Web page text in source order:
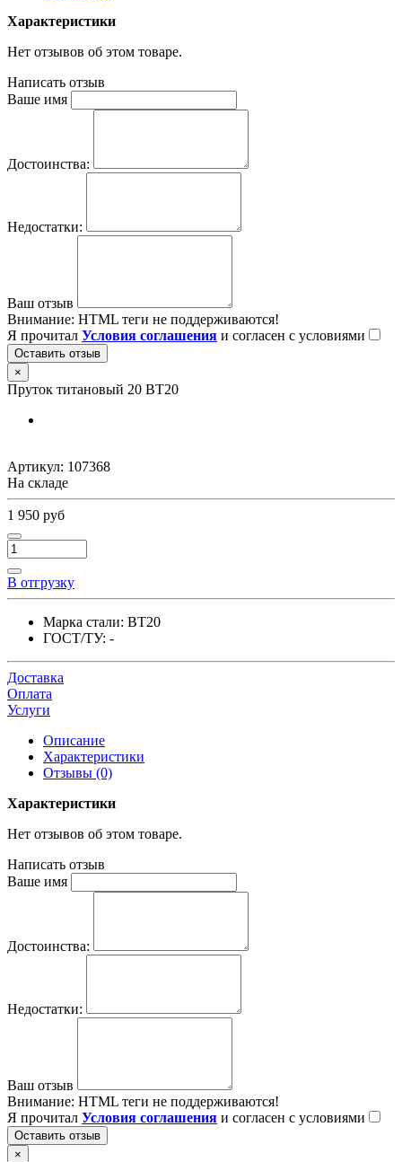
Характеристики
Нет отзывов об этом товаре.
Написать отзыв
Ваше имя
Достоинства:
Недостатки:
Ваш отзыв
Внимание: HTML теги не поддерживаются!
Я прочитал Условия соглашения и согласен с условиями
Оставить отзыв
×
Пруток титановый 20 ВТ20
Артикул: 107368
На складе
1 950 руб
В отгрузку
Марка стали: ВТ20
ГОСТ/ТУ: -
Доставка
Оплата
Услуги
Описание
Характеристики
Отзывы (0)
Характеристики
Нет отзывов об этом товаре.
Написать отзыв
Ваше имя
Достоинства:
Недостатки:
Ваш отзыв
Внимание: HTML теги не поддерживаются!
Я прочитал Условия соглашения и согласен с условиями
Оставить отзыв
×